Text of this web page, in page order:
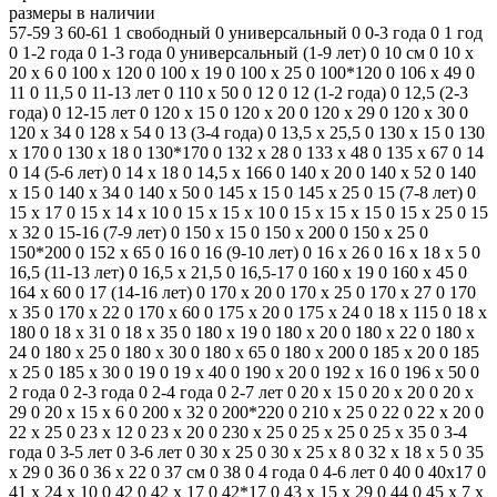
размеры в наличии
57-59 3 60-61 1 свободный 0 универсальный 0 0-3 года 0 1 год
0 1-2 года 0 1-3 года 0 универсальный (1-9 лет) 0 10 см 0 10 х
20 х 6 0 100 x 120 0 100 x 19 0 100 x 25 0 100*120 0 106 x 49 0
11 0 11,5 0 11-13 лет 0 110 х 50 0 12 0 12 (1-2 года) 0 12,5 (2-3
года) 0 12-15 лет 0 120 х 15 0 120 х 20 0 120 х 29 0 120 х 30 0
120 х 34 0 128 х 54 0 13 (3-4 года) 0 13,5 x 25,5 0 130 х 15 0 130
х 170 0 130 х 18 0 130*170 0 132 х 28 0 133 х 48 0 135 x 67 0 14
0 14 (5-6 лет) 0 14 x 18 0 14,5 x 166 0 140 x 20 0 140 x 52 0 140
х 15 0 140 х 34 0 140 х 50 0 145 x 15 0 145 х 25 0 15 (7-8 лет) 0
15 x 17 0 15 х 14 х 10 0 15 х 15 х 10 0 15 х 15 х 15 0 15 х 25 0 15
х 32 0 15-16 (7-9 лет) 0 150 х 15 0 150 х 200 0 150 х 25 0
150*200 0 152 х 65 0 16 0 16 (9-10 лет) 0 16 x 26 0 16 х 18 х 5 0
16,5 (11-13 лет) 0 16,5 х 21,5 0 16,5-17 0 160 x 19 0 160 х 45 0
164 x 60 0 17 (14-16 лет) 0 170 x 20 0 170 x 25 0 170 x 27 0 170
x 35 0 170 х 22 0 170 х 60 0 175 х 20 0 175 х 24 0 18 x 115 0 18 x
180 0 18 x 31 0 18 x 35 0 180 x 19 0 180 x 20 0 180 x 22 0 180 x
24 0 180 x 25 0 180 x 30 0 180 x 65 0 180 х 200 0 185 х 20 0 185
х 25 0 185 х 30 0 19 0 19 x 40 0 190 x 20 0 192 x 16 0 196 x 50 0
2 года 0 2-3 года 0 2-4 года 0 2-7 лет 0 20 x 15 0 20 x 20 0 20 x
29 0 20 х 15 х 6 0 200 х 32 0 200*220 0 210 x 25 0 22 0 22 х 20 0
22 х 25 0 23 x 12 0 23 x 20 0 230 х 25 0 25 x 25 0 25 x 35 0 3-4
года 0 3-5 лет 0 3-6 лет 0 30 x 25 0 30 х 25 х 8 0 32 х 18 х 5 0 35
x 29 0 36 0 36 x 22 0 37 см 0 38 0 4 года 0 4-6 лет 0 40 0 40x17 0
41 х 24 х 10 0 42 0 42 x 17 0 42*17 0 43 х 15 х 29 0 44 0 45 х 7 х